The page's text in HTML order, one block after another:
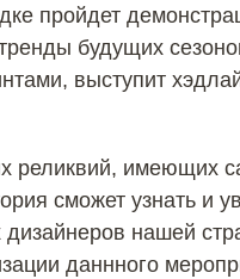
пройдет
будущих
выступит
реликвий, имеющих
сможет узнать и
нашей
даннного